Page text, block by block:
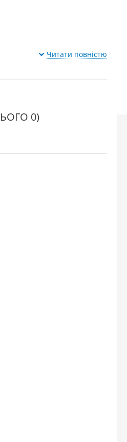
Читати повністю
0)